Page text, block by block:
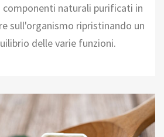
naturali purificati in
sull'organismo ripristinando un
delle varie funzioni.